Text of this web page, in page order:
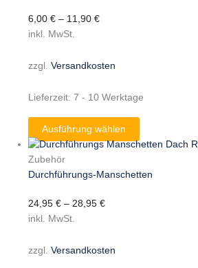
6,00€ – 11,90€
inkl. MwSt.
zzgl.Versandkosten
Lieferzeit:7 - 10 Werktage
Ausführung wählen
Zubehör
Durchführungs-Manschetten
24,95€ –28,95€
inkl. MwSt.
zzgl.Versandkosten